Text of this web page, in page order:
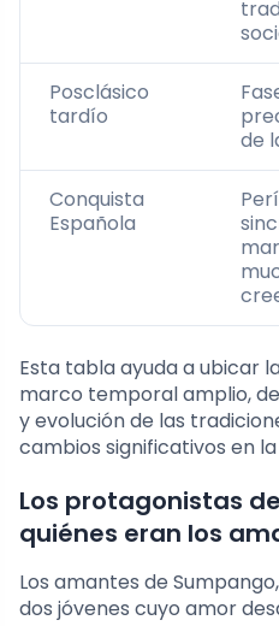
Posclásico
tardío
de
Conquista
Española
Esta tabla ayuda a ubicar
marco temporal amplio,
y evolución de las
cambios significativos en
Los protagonistas
quiénes eran los
Los amantes de
dos jóvenes cuyo amor